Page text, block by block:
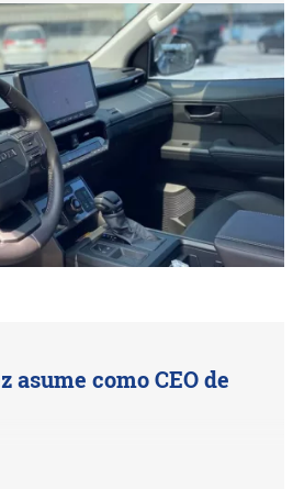
asume como CEO de